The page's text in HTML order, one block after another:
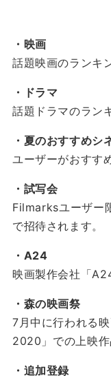
・映画
話題映画のランキ
・ドラマ
話題ドラマのラン
・夏のおすすめシ
ユーザーがおすす
・試写会
Filmarksユーザー
で招待されます。
・A24
映画製作会社「
・森の映画祭
7月中に行われる
2020」での上映
・追加登録